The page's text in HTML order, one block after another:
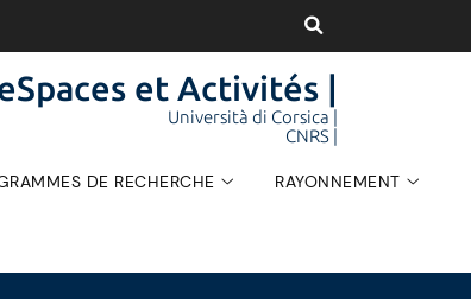
et Activités |
Università di Corsica |
CNRS |
DE RECHERCHE RAYONNEMENT